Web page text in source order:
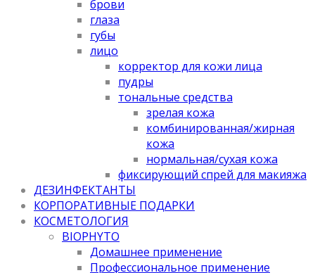
брови
глаза
губы
лицо
корректор для кожи лица
пудры
тональные средства
зрелая кожа
комбинированная/жирная
кожа
нормальная/cухая кожа
фиксирующий спрей для макияжа
ДЕЗИНФЕКТАНТЫ
КОРПОРАТИВНЫЕ ПОДАРКИ
КОСМЕТОЛОГИЯ
BIOPHYTO
Домашнее применение
Профессиональное применение